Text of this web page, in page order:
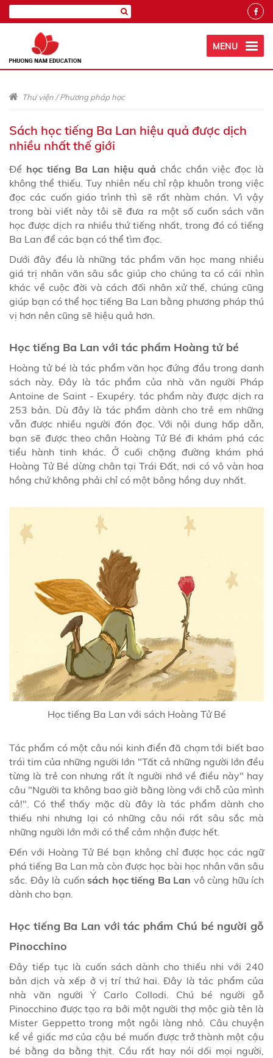
MENU
Thư viện/Phương pháp học
Sách học tiếng Ba Lan hiệu quả được dịch
nhiều nhất thế giới
Để học tiếng Ba Lan hiệu quả chắc chắn việc đọc là
không thể thiếu. Tuy nhiên nếu chỉ rập khuôn trong việc
đọc các cuốn giáo trình thì sẽ rất nhàm chán. Vì vậy
trong bài viết này tôi sẽ đưa ra một số cuốn sách văn
học được dịch ra nhiều thứ tiếng nhất, trong đó có tiếng
Ba Lan để các bạn có thể tìm đọc.
Dưới đây đều là những tác phẩm văn học mang nhiều
giá trị nhân văn sâu sắc giúp cho chúng ta có cái nhìn
khác về cuộc đời và cách đối nhân xử thế, chúng cũng
giúp bạn có thể học tiếng Ba Lan bằng phương pháp thú
vị hơn nên cũng sẽ hiệu quả hơn.
Học tiếng Ba Lan với tác phẩm Hoàng tử bé
Hoàng tử bé là tác phẩm văn học đứng đầu trong danh
sách này. Đây là tác phẩm của nhà văn người Pháp
Antoine de Saint - Exupéry. tác phẩm này được dịch ra
253 bản. Dù đây là tác phẩm dành cho trẻ em những
vẫn được nhiều người đón đọc. Với nội dung hấp dẫn,
bạn sẽ được theo chân Hoàng Tử Bé đi khám phá các
tiểu hành tinh khác. Ở cuối chặng đường khám phá
Hoàng Tử Bé dừng chân tại Trái Đất, nơi có vô vàn hoa
hồng chứ không phải chỉ có một bông hồng duy nhất.
Học tiếng Ba Lan với sách Hoàng Tử Bé
Tác phẩm có một câu nói kinh điển đã chạm tới biết bao
trái tim của những người lớn "Tất cả những người lớn đều
từng là trẻ con nhưng rất ít người nhớ về điều này" hay
câu "Người ta không bao giờ bằng lòng với chỗ của mình
cả!". Có thể thấy mặc dù đây là tác phẩm dành cho
thiếu nhi nhưng lại có những câu nói rất sâu sắc mà
những người lớn mới có thể cảm nhận được hết.
Đến với Hoàng Tử Bé bạn không chỉ được học các ngữ
phá tiếng Ba Lan mà còn được học bài học nhân văn sâu
sắc. Đây là cuốn sách học tiếng Ba Lan vô cùng hữu ích
dành cho bạn.
Học tiếng Ba Lan với tác phẩm Chú bé người gỗ
Pinocchino
Đây tiếp tục là cuốn sách dành cho thiếu nhi với 240
bản dịch và xếp ở vị trí thứ hai. Đây là tác phẩm của
nhà văn người Ý Carlo Collodi. Chú bé người gỗ
Pinocchino được tạo ra bởi một người thợ mộc già tên là
Mister Geppetto trong một ngôi làng nhỏ. Câu chuyện
kể về giấc mơ của cậu bé muốn được trở thành một cậu
bé bằng da bằng thịt. Cầu rất hay nói dối mọi người,